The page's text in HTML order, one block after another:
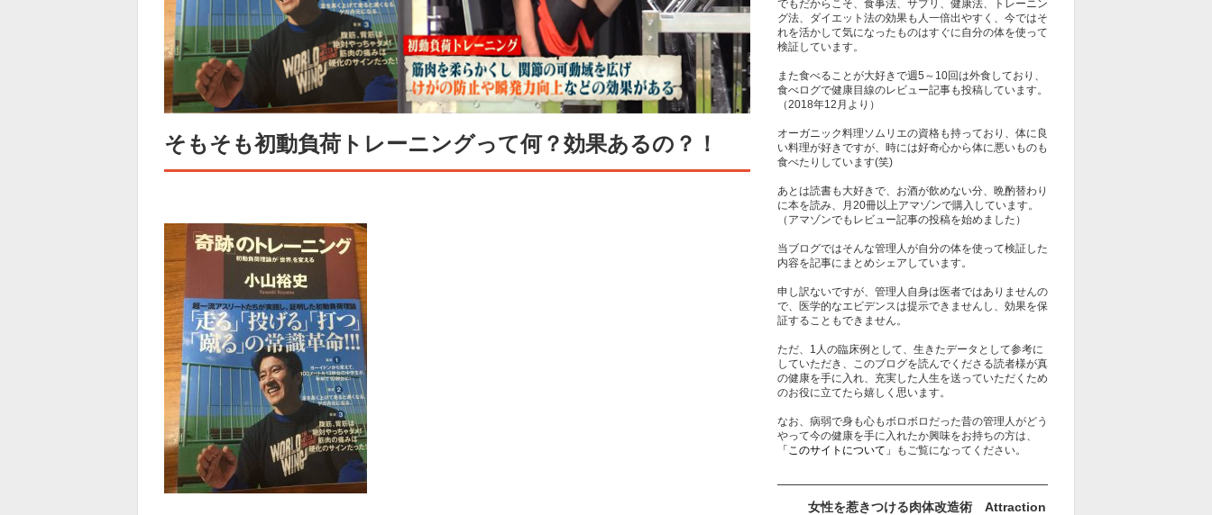
そもそも初動負荷トレーニングって何？効果あるの？！
でもだからこそ、食事法、サプリ、健康法、トレーニン
グ法、ダイエット法の効果も人一倍出やすく、今ではそ
れを活かして気になったものはすぐに自分の体を使って
検証しています。
また食べることが大好きで週5～10回は外食しており、
食べログで健康目線のレビュー記事も投稿しています。
（2018年12月より）
オーガニック料理ソムリエの資格も持っており、体に良
い料理が好きですが、時には好奇心から体に悪いものも
食べたりしています(笑)
あとは読書も大好きで、お酒が飲めない分、晩酌替わり
に本を読み、月20冊以上アマゾンで購入しています。
（アマゾンでもレビュー記事の投稿を始めました）
当ブログではそんな管理人が自分の体を使って検証した
内容を記事にまとめシェアしています。
申し訳ないですが、管理人自身は医者ではありませんの
で、医学的なエビデンスは提示できませんし、効果を保
証することもできません。
ただ、1人の臨床例として、生きたデータとして参考に
していただき、このブログを読んでくださる読者様が真
の健康を手に入れ、充実した人生を送っていただくため
のお役に立てたら嬉しく思います。
なお、病弱で身も心もボロボロだった昔の管理人がどう
やって今の健康を手に入れたか興味をお持ちの方は、
「このサイトについて」
もご覧になってください。
女性を惹きつける肉体改造術 Attraction